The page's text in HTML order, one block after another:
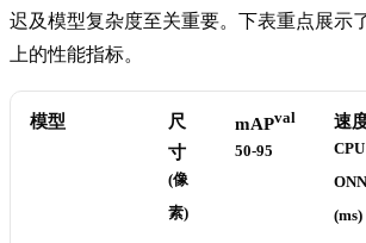
迟及模型复杂度至关重要。下表重点展示
上的性能指标。
模型
尺
寸
(像
素)
mAPval
50-95
速
CPU
(ms)